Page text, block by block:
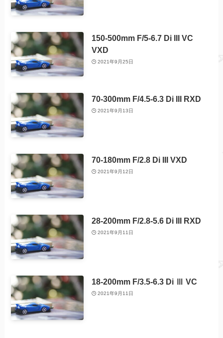
150-500mm F/5-6.7 Di III VC
VXD
2021年9月25日
70-300mm F/4.5-6.3 Di III RXD
2021年9月13日
70-180mm F/2.8 Di III VXD
2021年9月12日
28-200mm F/2.8-5.6 Di III RXD
2021年9月11日
18-200mm F/3.5-6.3 Di Ⅲ VC
2021年9月11日